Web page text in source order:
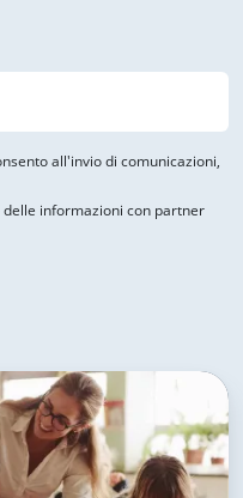
all'invio di comunicazioni,
informazioni con partner